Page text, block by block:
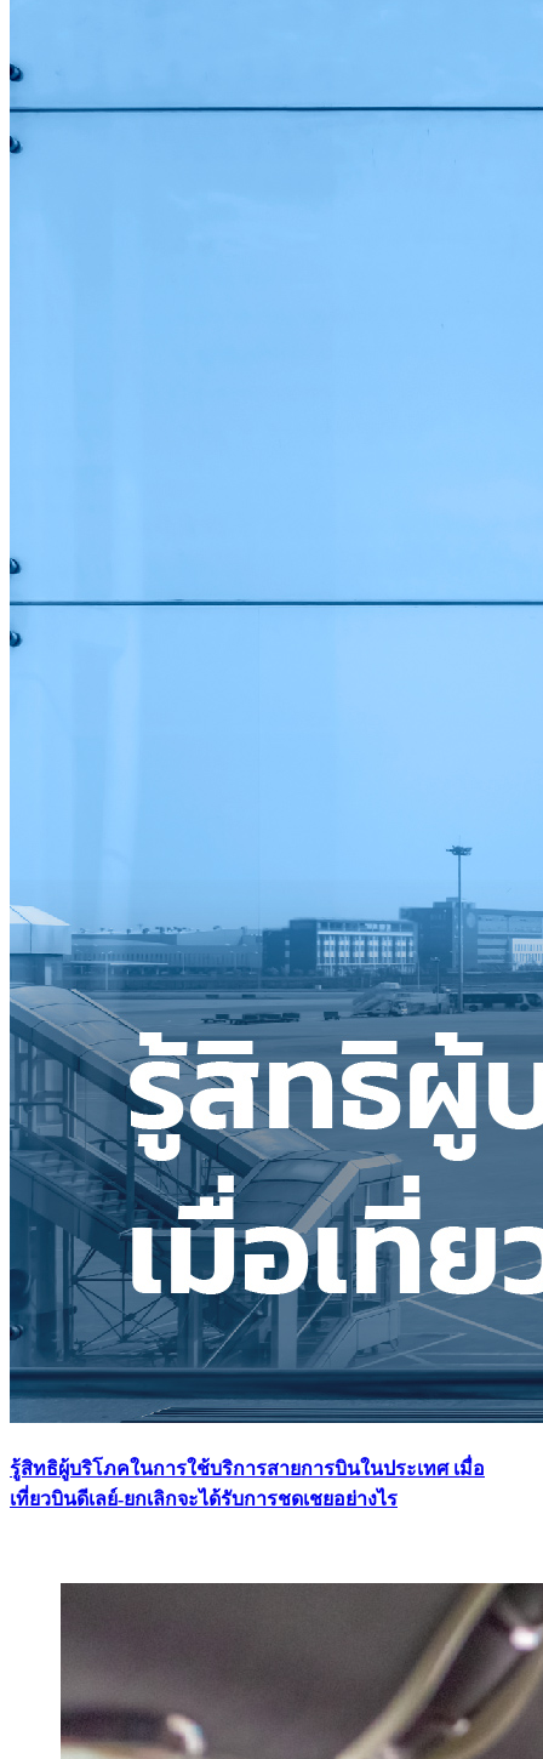
รู้สิทธิผู้บริโภคในการใช้บริการสายการบินในประเทศ เมื่อ
เที่ยวบินดีเลย์-ยกเลิกจะได้รับการชดเชยอย่างไร